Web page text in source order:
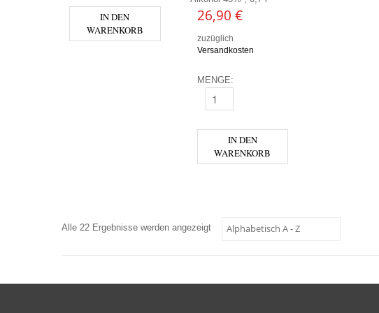
IN DEN
WARENKORB
26,90 €
zuzüglich
Versandkosten
MENGE:
WHITLEY NEILL BLACKBERRY GIN 0,7L
IN DEN
WARENKORB
Alle 22 Ergebnisse werden angezeigt